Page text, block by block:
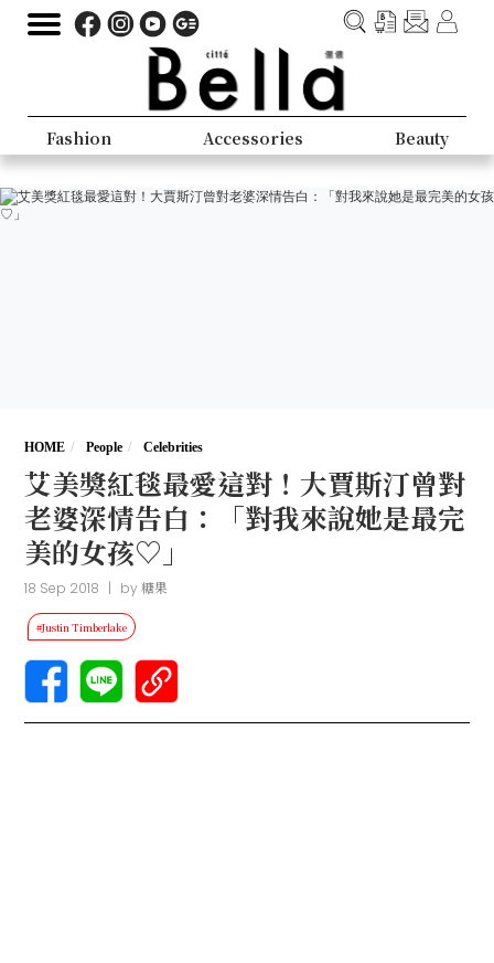
Fashion Accessories Beauty
HOME People Celebrities
艾美獎紅毯最愛這對！大賈斯汀曾對
老婆深情告白：「對我來說她是最完
美的女孩♡」
18 Sep 2018 | by糖果
#Justin Timberlake